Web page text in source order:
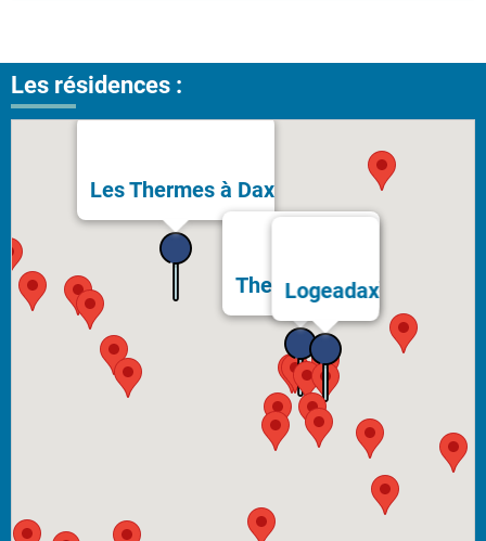
Les résidences :
Thermes Bérot
Les Thermes à Dax
Logeadax